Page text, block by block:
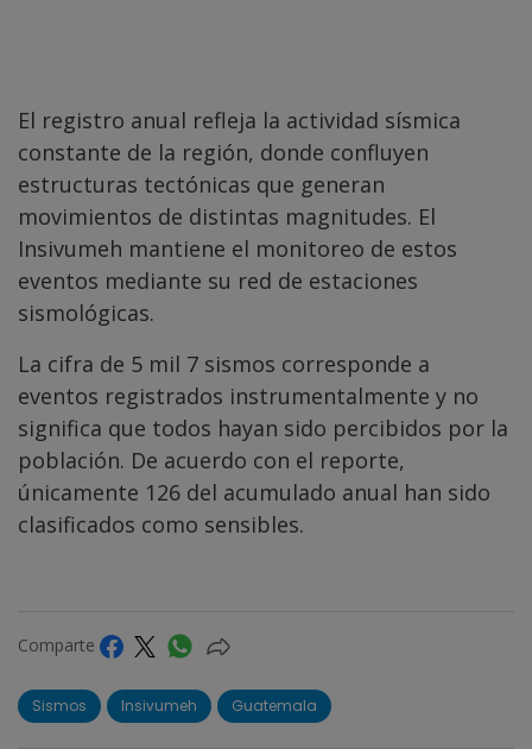
El registro anual refleja la actividad sísmica
constante de la región, donde confluyen
estructuras tectónicas que generan
movimientos de distintas magnitudes. El
Insivumeh mantiene el monitoreo de estos
eventos mediante su red de estaciones
sismológicas.
La cifra de 5 mil 7 sismos corresponde a
eventos registrados instrumentalmente y no
significa que todos hayan sido percibidos por la
población. De acuerdo con el reporte,
únicamente 126 del acumulado anual han sido
clasificados como sensibles.
Comparte
Sismos Insivumeh Guatemala